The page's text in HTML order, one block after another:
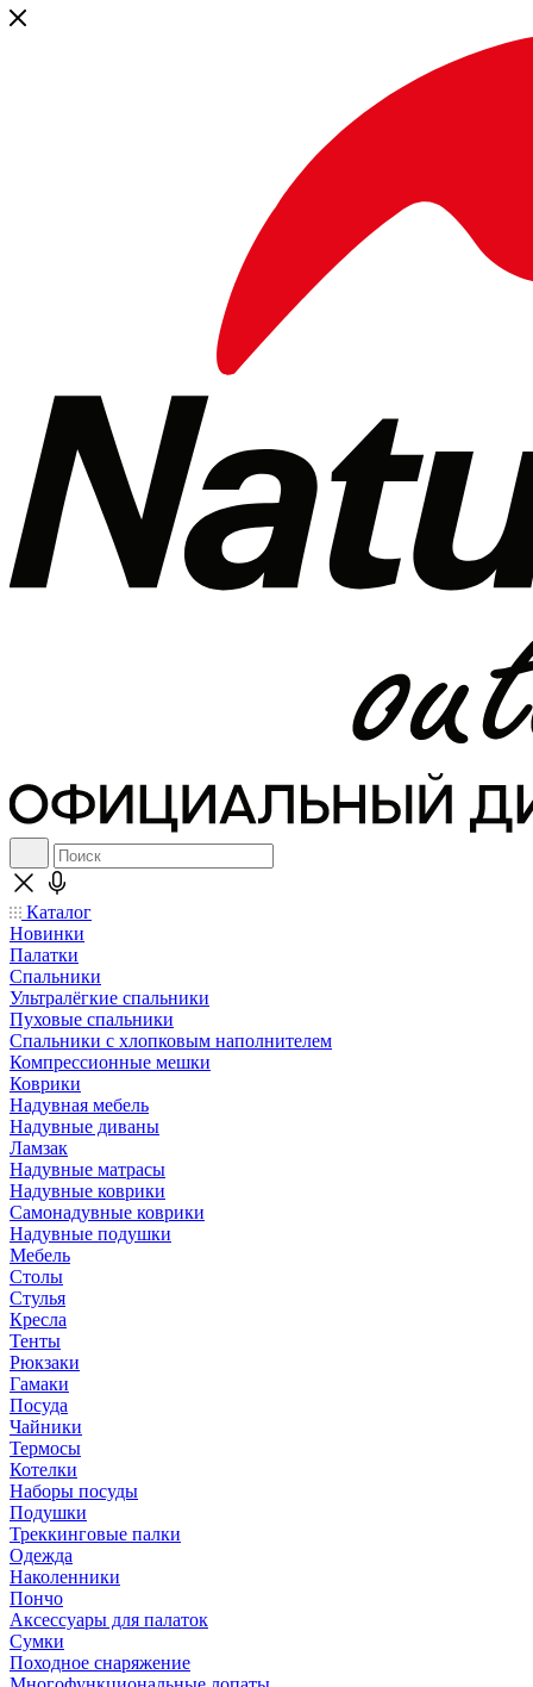
Каталог
Новинки
Палатки
Спальники
Ультралёгкие спальники
Пуховые спальники
Спальники с хлопковым наполнителем
Компрессионные мешки
Коврики
Надувная мебель
Надувные диваны
Ламзак
Надувные матрасы
Надувные коврики
Самонадувные коврики
Надувные подушки
Мебель
Столы
Стулья
Кресла
Тенты
Рюкзаки
Гамаки
Посуда
Чайники
Термосы
Котелки
Наборы посуды
Подушки
Треккинговые палки
Одежда
Наколенники
Пончо
Аксессуары для палаток
Сумки
Походное снаряжение